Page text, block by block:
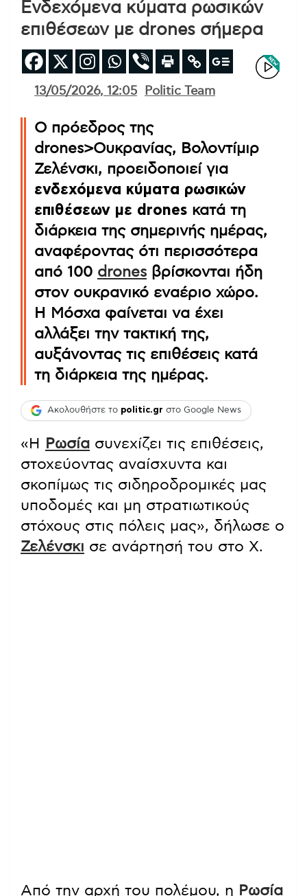
Ενδεχόμενα κύματα ρωσικών
επιθέσεων με drones σήμερα
13/05/2026, 12:05 Politic Team
Ο πρόεδρος της
drones>Ουκρανίας, Βολοντίμιρ
Ζελένσκι, προειδοποιεί για
ενδεχόμενα κύματα ρωσικών
επιθέσεων με drones κατά τη
διάρκεια της σημερινής ημέρας,
αναφέροντας ότι περισσότερα
από 100 drones βρίσκονται ήδη
στον ουκρανικό εναέριο χώρο.
Η Μόσχα φαίνεται να έχει
αλλάξει την τακτική της,
αυξάνοντας τις επιθέσεις κατά
τη διάρκεια της ημέρας.
Ακολουθήστε το politic.gr στο Google News
«Η Ρωσία συνεχίζει τις επιθέσεις,
στοχεύοντας αναίσχυντα και
σκοπίμως τις σιδηροδρομικές μας
υποδομές και μη στρατιωτικούς
στόχους στις πόλεις μας», δήλωσε ο
Ζελένσκι σε ανάρτησή του στο Χ.
Από την αρχή του πολέμου, η Ρωσία